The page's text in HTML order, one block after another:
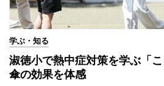
学ぶ・知る
淑徳小で熱中症対策を学ぶ「
傘の効果を体感